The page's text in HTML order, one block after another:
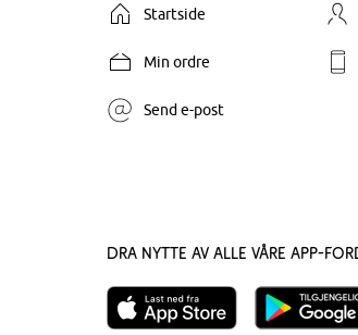
Startside
Min ordre
Send e-post
Dra nytte av alle våre app-